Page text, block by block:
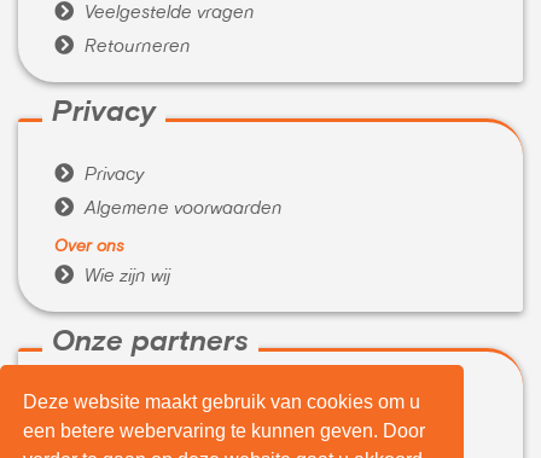
Deze website maakt gebruik van cookies om u
een betere webervaring te kunnen geven. Door
 Veelgestelde vragen
 Retourneren
Privacy
 Privacy
 Algemene voorwaarden
Over ons
 Wie zijn wij
Onze partners
 WeBuyIt.nl
 LaptopVerkopen.eu